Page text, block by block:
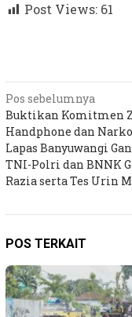
Post Views: 61
Navigasi
pos
Pos sebelumnya
Buktikan Komitmen
Handphone dan
Lapas Banyuwangi
TNI-Polri dan BNNK
Razia serta Tes Urin
POS TERKAIT